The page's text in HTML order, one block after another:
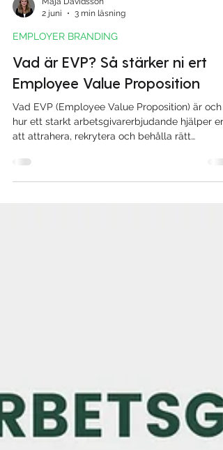
2 juni
3 min läsning
EMPLOYER BRANDING
Vad är EVP? Så stärker ni ert
Employee Value Proposition
Vad EVP (Employee Value Proposition) är och
hur ett starkt arbetsgivarerbjudande hjälper er
att attrahera, rekrytera och behålla rätt